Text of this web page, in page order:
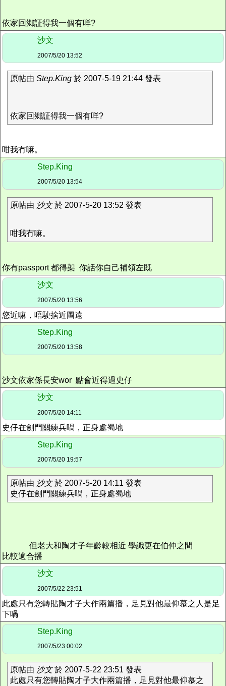
依家回鄉証得我一個有咩?
沙文
2007/5/20 13:52
原帖由 Step.King 於 2007-5-19 21:44 發表
依家回鄉証得我一個有咩?
咁我冇嘛。
Step.King
2007/5/20 13:54
原帖由 沙文於 2007-5-20 13:52 發表
咁我冇嘛。
你有passport 都得架 你話你自己補領左既
沙文
2007/5/20 13:56
您近嘛，唔駛捨近圖遠
Step.King
2007/5/20 13:58
沙文依家係長安wor 點會近得過史仔
沙文
2007/5/20 14:11
史仔在劍門關練兵喎，正身處蜀地
Step.King
2007/5/20 19:57
原帖由 沙文於 2007-5-20 14:11 發表
史仔在劍門關練兵喎，正身處蜀地
但老大和陶才子年齡較相近 學識更在伯仲之間
比較適合播
沙文
2007/5/22 23:51
此處只有您轉貼陶才子大作兩篇播，足見對他最仰慕之人是足
下喎
Step.King
2007/5/23 00:02
原帖由 沙文於 2007-5-22 23:51 發表
此處只有您轉貼陶才子大作兩篇播，足見對他最仰慕之